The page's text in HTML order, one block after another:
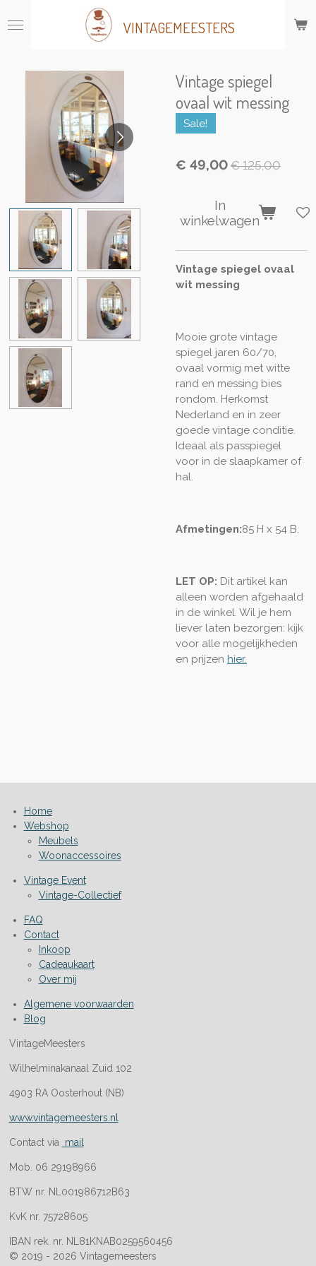
direct
VINTAGEMEESTERS
Vintage spiegel
ovaal wit messing
Sale!
€ 49,00 € 125,00
In
winkelwagen
Vintage spiegel ovaal
wit messing
Mooie grote vintage
spiegel jaren 60/70,
ovaal vormig met witte
rand en messing bies
rondom. Herkomst
Nederland en in zeer
goede vintage conditie.
Ideaal als passpiegel
voor in de slaapkamer of
hal.
Afmetingen:85 H x 54 B.
LET OP: Dit artikel kan
alleen worden afgehaald
in de winkel. Wil je hem
liever laten bezorgen: kijk
voor alle mogelijkheden
en prijzen hier.
Home
Webshop
Meubels
Woonaccessoires
Vintage Event
Vintage-Collectief
FAQ
Contact
Inkoop
Cadeaukaart
Over mij
Algemene voorwaarden
Blog
VintageMeesters
Wilhelminakanaal Zuid 102
4903 RA Oosterhout (NB)
www.vintagemeesters.nl
Contact via mail
Mob. 06 29198966
BTW nr. NL001986712B63
KvK nr. 75728605
IBAN rek. nr. NL81KNAB0259560456
© 2019 - 2026 Vintagemeesters